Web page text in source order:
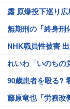
露 原爆投下巡り
無期刑の「終身刑
NHK職員性被害
れいわ「いのちの
90歳患者を殴る?
藤原竜也「労務改